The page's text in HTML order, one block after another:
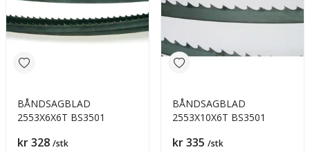
BÅNDSAGBLAD
2553X6X6T BS3501
Pris
kr 328 /stk
BÅNDSAGBLAD
2553X10X6T BS3501
Pris
kr 335 /stk